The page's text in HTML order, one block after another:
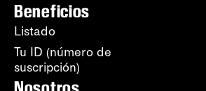
Beneficios
Listado
Tu ID (número de
suscripción)